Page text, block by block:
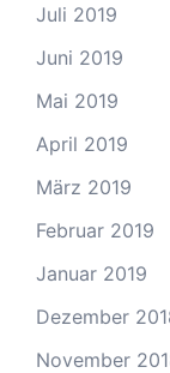
Juli 2019
Juni 2019
Mai 2019
April 2019
März 2019
Februar 2019
Januar 2019
Dezember
November